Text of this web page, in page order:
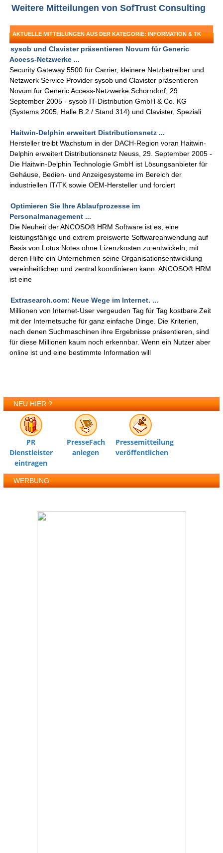
Weitere Mitteilungen von SofTrust Consulting
AKTUELLE MITTEILUNGEN AUS DER KATEGORIE: INFORMATION & TK
sysob und Clavister präsentieren Novum für Generic
Access-Netzwerke ...
Security Gateway 5500 für Carrier, kleinere Netzbetreiber und
Netzwerk Service Provider sysob und Clavister präsentieren
Novum für Generic Access-Netzwerke Schorndorf, 29.
September 2005 - sysob IT-Distribution GmbH & Co. KG
(Systems 2005, Halle B.2 / Stand 314) und Clavister, Speziali
Haitwin-Delphin erweitert Distributionsnetz ...
Hersteller treibt Wachstum in der DACH-Region voran Haitwin-
Delphin erweitert Distributionsnetz Neuss, 29. September 2005 -
Die Haitwin-Delphin Technologie GmbH ist Lösungsanbieter für
Gehäuse, Bedien- und Anzeigesysteme im Bereich der
industriellen IT/TK sowie OEM-Hersteller und forciert
Optimieren Sie Ihre Ablaufprozesse im
Personalmanagement ...
Die Neuheit der ANCOSO® HRM Software ist es, eine
leistungsfähige und extrem preiswerte Softwareanwendung auf
Basis von Lotus Notes ohne Lizenzkosten zu entwickeln, mit
deren Hilfe ein Unternehmen seine Organisationsentwicklung
vereinheitlichen und zentral koordinieren kann. ANCOSO® HRM
ist eine
Extrasearch.com: Neue Wege im Internet. ...
Millionen von Internet-User vergeuden Tag für Tag kostbare Zeit
mit der Internetsuche für ganz einfache Dinge. Die Kriterien,
nach denen Suchmaschinen ihre Ergebnisse präsentieren, sind
für diese Millionen kaum noch erkennbar. Wenn ein Nutzer aber
online ist und eine bestimmte Information will
NEU HIER ?
PR
Dienstleister
eintragen
PresseFach
anlegen
Pressemitteilung
veröffentlichen
WERBUNG